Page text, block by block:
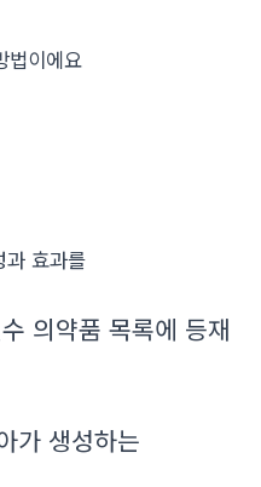
법이에요
과 효과를
의약품 목록에 등재
가 생성하는